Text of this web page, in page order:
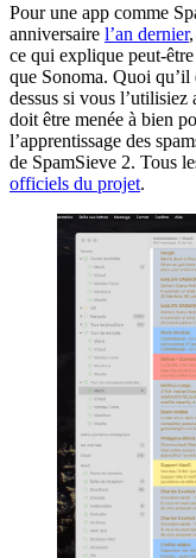
Pour une app comme
anniversaire l’an dernier
ce qui explique peut-
que Sonoma. Quoi
dessus si vous
doit être menée à bien
l’apprentissage des
de SpamSieve 2. Tous
officiels du projet.